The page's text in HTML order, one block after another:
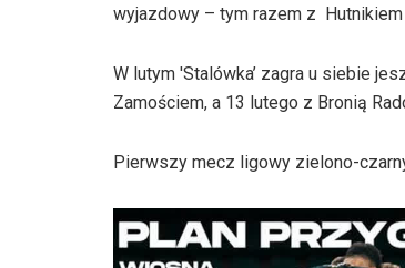
wyjazdowy – tym razem z Hutnikiem
W lutym 'Stalówka’ zagra u siebie
Zamościem, a 13 lutego z Bronią
Pierwszy mecz ligowy zielono-